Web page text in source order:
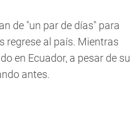
de "un par de días" para
regrese al país. Mientras
en Ecuador, a pesar de su
antes.